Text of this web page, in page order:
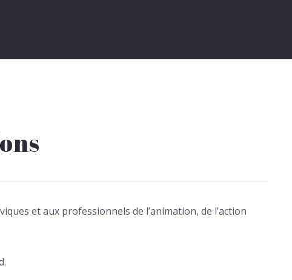
et aux professionnels de l’animation, de l’action